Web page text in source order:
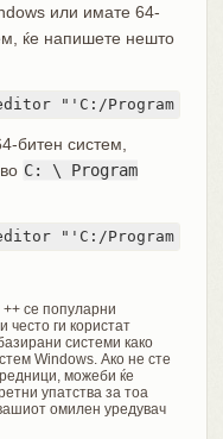
или имате 64-
ќе напишете нешто
"'C:/Program
битен систем,
C: \ Program
"'C:/Program
се популарни
често ги користат
системи како
Windows. Ако не сте
можеби ќе
упатства за тоа
омилен уредувач